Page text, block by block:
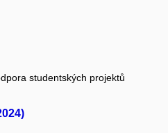
studentských projektů